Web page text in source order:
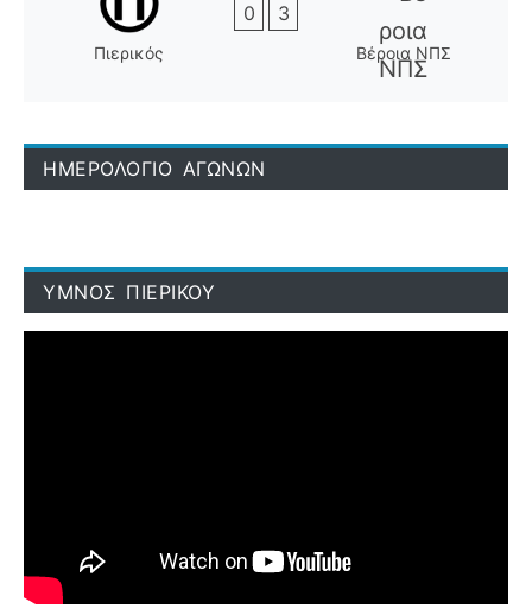
Πιερικός
0 3
Βέροια ΝΠΣ
ΗΜΕΡΟΛΟΓΙΟ ΑΓΩΝΩΝ
ΥΜΝΟΣ ΠΙΕΡΙΚΟΥ